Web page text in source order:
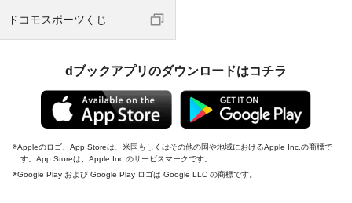
ドコモスポーツくじ
dブックアプリのダウンロードはコチラ
Appleのロゴ、App Storeは、米国もしくはその他の国や地域におけるApple Inc.の商標で
す。App Storeは、Apple Inc.のサービスマークです。
Google Play および Google Play ロゴは Google LLC の商標です。